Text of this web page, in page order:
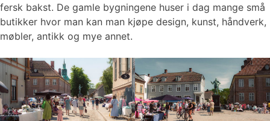
fersk bakst. De gamle bygningene huser i dag mange små
butikker hvor man kan man kjøpe design, kunst, håndverk,
møbler, antikk og mye annet.